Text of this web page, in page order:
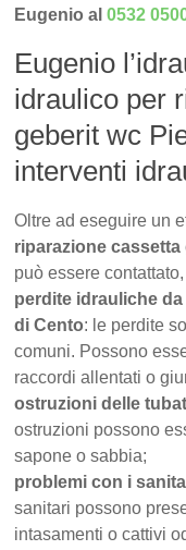
Eugenio al0532
Eugenio
idraulico per
geberit wc
interventi
Oltre ad eseguire un
riparazione cassetta
può essere
perdite idrauliche
di Cento: le perdite
comuni. Possono
raccordi allentati o
ostruzioni delle
ostruzioni possono
sapone o sabbia;
problemi con i
sanitari possono
intasamenti o cattivi